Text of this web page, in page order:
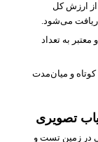
تا ۶۰ درصد از ارزش کل
می‌شود.
به تعداد
کوتاه و میان‌مدت
تصویری
در زمین تست و